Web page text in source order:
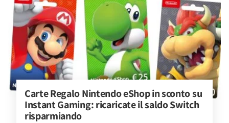
Carte Regalo Nintendo eShop in sconto su
Instant Gaming: ricaricate il saldo Switch
risparmiando